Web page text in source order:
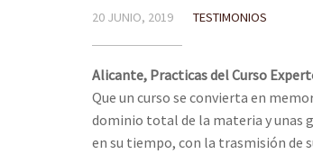
20 JUNIO, 2019 TESTIMONIOS
Alicante, Practicas del Curso
Que un curso se convierta en
dominio total de la materia y unas
en su tiempo, con la trasmisión de